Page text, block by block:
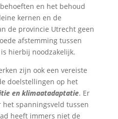
en het behoud
kernen en de
de provincie Utrecht geen
afstemming tussen
hierbij noodzakelijk.
zijn ook een vereiste
doelstellingen op het
en klimaatadaptatie. Er
spanningsveld tussen
heeft immers niet de